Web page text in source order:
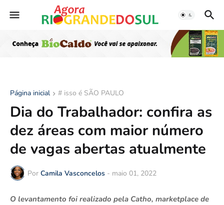
Página inicial # isso é SÃO PAULO
Dia do Trabalhador: confira as
dez áreas com maior número
de vagas abertas atualmente
Por Camila Vasconcelos - maio 01, 2022
O levantamento foi realizado pela Catho, marketplace de